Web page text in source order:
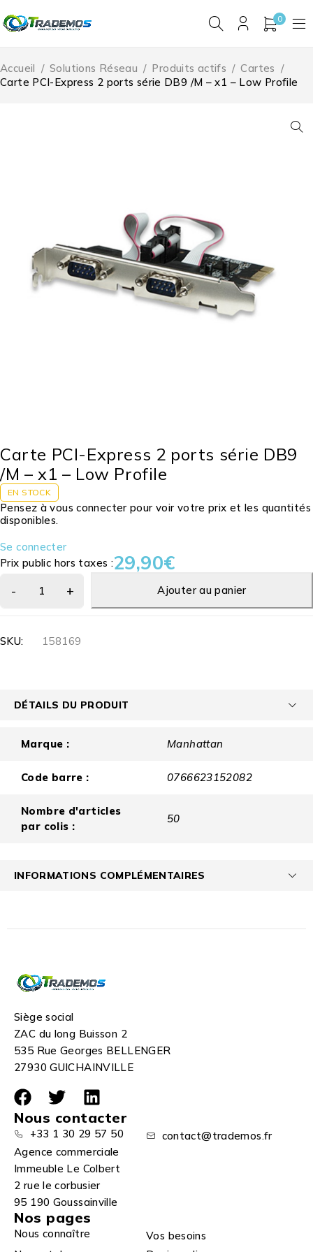
0
Accueil / Solutions Réseau / Produits actifs / Cartes /
Carte PCI-Express 2 ports série DB9 /M – x1 – Low Profile
Carte PCI-Express 2 ports série DB9
/M – x1 – Low Profile
EN STOCK
Pensez à vous connecter pour voir votre prix et les quantités
disponibles.
Se connecter
Prix public hors taxes :29,90€
Ajouter au panier
SKU: 158169
DÉTAILS DU PRODUIT
Marque : Manhattan
Code barre : 0766623152082
Nombre d'articles
par colis :
50
INFORMATIONS COMPLÉMENTAIRES
Siège social
ZAC du long Buisson 2
535 Rue Georges BELLENGER
27930 GUICHAINVILLE
Nous contacter
+33 1 30 29 57 50
contact@trademos.fr
Agence commerciale
Immeuble Le Colbert
2 rue le corbusier
95 190 Goussainville
Nos pages
Nous connaître
Vos besoins